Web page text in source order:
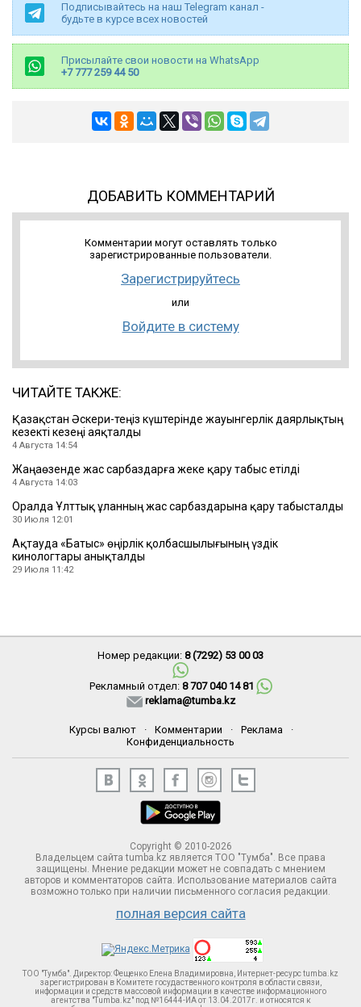
Подписывайтесь на наш Telegram канал -
будьте в курсе всех новостей
Присылайте свои новости на WhatsApp
+7 777 259 44 50
ДОБАВИТЬ КОММЕНТАРИЙ
Комментарии могут оставлять только
зарегистрированные пользователи.
Зарегистрируйтесь
или
Войдите в систему
ЧИТАЙТЕ ТАКЖЕ:
Қазақстан Әскери-теңіз күштерінде жауынгерлік даярлықтың
кезекті кезеңі аяқталды
4 Августа 14:54
Жаңаөзенде жас сарбаздарға жеке қару табыс етілді
4 Августа 14:03
Оралда Ұлттық ұланның жас сарбаздарына қару табысталды
30 Июля 12:01
Ақтауда «Батыс» өңірлік қолбасшылығының үздік
кинологтары анықталды
29 Июля 11:42
Номер редакции: 8 (7292) 53 00 03
Рекламный отдел: 8 707 040 14 81
reklama@tumba.kz
Курсы валют · Комментарии · Реклама
·
Конфиденциальность
Copyright © 2010-2026
Владельцем сайта tumba.kz является ТОО "Тумба". Все права
защищены. Мнение редакции может не совпадать с мнением
авторов и комментаторов сайта. Использование материалов сайта
возможно только при наличии письменного согласия редакции.
полная версия сайта
ТОО "Тумба". Директор: Фещенко Елена Владимировна, Интернет-ресурс tumba.kz
зарегистрирован в Комитете госудаственного контроля в области связи,
информации и средств массовой информации в качестве информационного
агентства "Tumba.kz" под №16444-ИА от 13.04.2017г. и относятся к